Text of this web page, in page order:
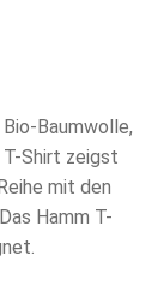
€
€.
Baumwolle,
Shirt zeigst
mit den
Hamm T-